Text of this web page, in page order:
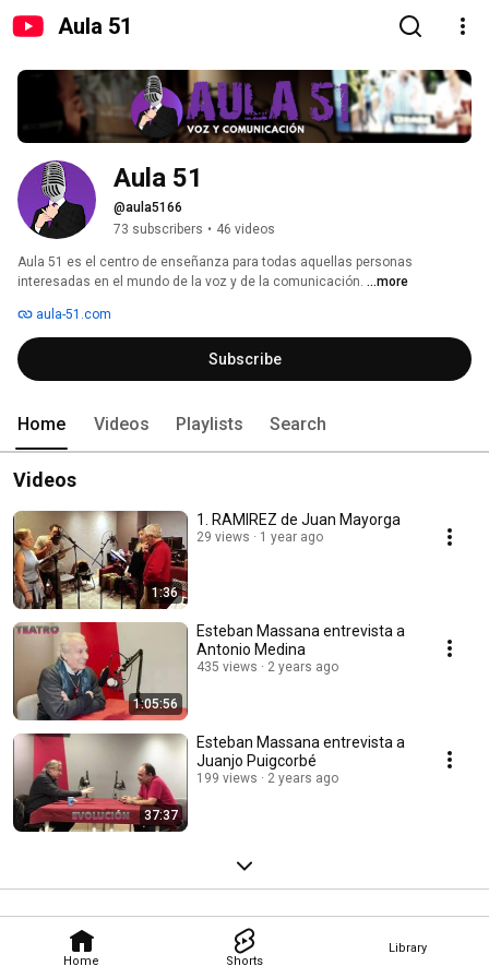
Aula 51
Home Shorts
Library
Aula 51
@aula5166
73 subscribers • 46 videos
Aula 51 es el centro de enseñanza para todas aquellas personas
interesadas en el mundo de la voz y de la comunicación. ...more
aula-51.com
Subscribe
Home Videos Playlists Search
Videos
1:36
1. RAMIREZ de Juan Mayorga
29 views 1 year ago
1:05:56
Esteban Massana entrevista a
Antonio Medina
435 views 2 years ago
37:37
Esteban Massana entrevista a
Juanjo Puigcorbé
199 views 2 years ago